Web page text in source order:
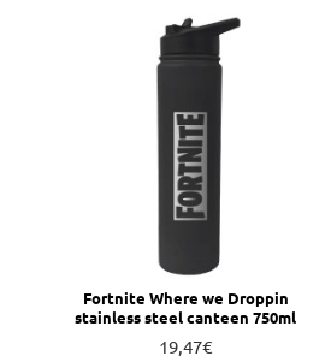
Fortnite Where we Droppin
stainless steel canteen 750ml
19,47€